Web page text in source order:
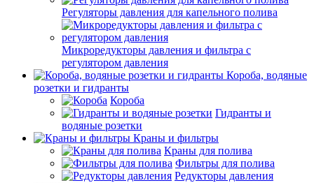
Регуляторы давления для капельного полива
Микроредукторы давления и фильтра с
регулятором давления
Короба, водяные
розетки и гидранты
Короба
Гидранты и
водяные розетки
Краны и фильтры
Краны для полива
Фильтры для полива
Редукторы давления